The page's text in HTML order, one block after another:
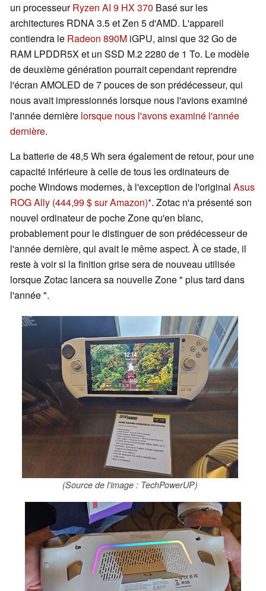
un processeurRyzen AI 9 HX 370 Basé sur les
architectures RDNA 3.5 et Zen 5 d'AMD. L'appareil
contiendra le Radeon 890M iGPU, ainsi que 32 Go de
RAM LPDDR5X et un SSD M.2 2280 de 1 To. Le modèle
de deuxième génération pourrait cependant reprendre
l'écran AMOLED de 7 pouces de son prédécesseur, qui
nous avait impressionnés lorsque nous l'avions examiné
l'année dernière lorsque nous l'avons examiné l'année
dernière.
La batterie de 48,5 Wh sera également de retour, pour une
capacité inférieure à celle de tous les ordinateurs de
poche Windows modernes, à l'exception de l'original Asus
ROG Ally (444,99 $ sur Amazon) . Zotac n'a présenté son
nouvel ordinateur de poche Zone qu'en blanc,
probablement pour le distinguer de son prédécesseur de
l'année dernière, qui avait le même aspect. À ce stade, il
reste à voir si la finition grise sera de nouveau utilisée
lorsque Zotac lancera sa nouvelle Zone " plus tard dans
l'année ".
(Source de l'image : TechPowerUP)